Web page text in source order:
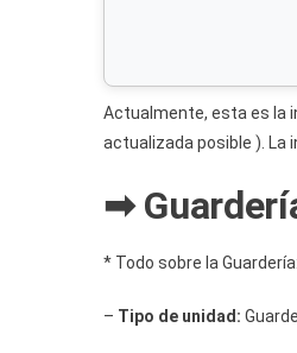
Actualmente, esta es la
actualizada posible ). La
➡
* Todo sobre la Guardería:
– Tipo de unidad: